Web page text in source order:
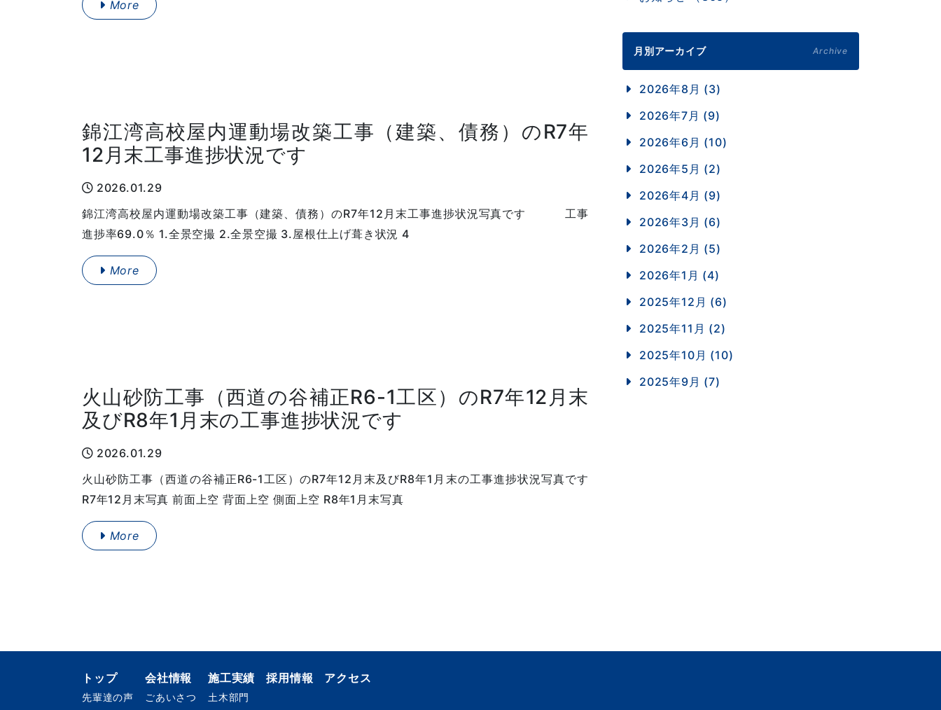
More
錦江湾高校屋内運動場改築工事（建築、債務）のR7年
12月末工事進捗状況です
2026.01.29
錦江湾高校屋内運動場改築工事（建築、債務）のR7年12月末工事進捗状況写真です 工事
進捗率69.0％ 1.全景空撮 2.全景空撮 3.屋根仕上げ葺き状況 4
More
火山砂防工事（西道の谷補正R6-1工区）のR7年12月末
及びR8年1月末の工事進捗状況です
2026.01.29
火山砂防工事（西道の谷補正R6-1工区）のR7年12月末及びR8年1月末の工事進捗状況写真です
R7年12月末写真 前面上空 背面上空 側面上空 R8年1月末写真
More
月別アーカイブ Archive
2026年8月 (3)
2026年7月 (9)
2026年6月 (10)
2026年5月 (2)
2026年4月 (9)
2026年3月 (6)
2026年2月 (5)
2026年1月 (4)
2025年12月 (6)
2025年11月 (2)
2025年10月 (10)
2025年9月 (7)
トップ
先輩達の声
会社情報
ごあいさつ
施工実績
土木部門
採用情報 アクセス